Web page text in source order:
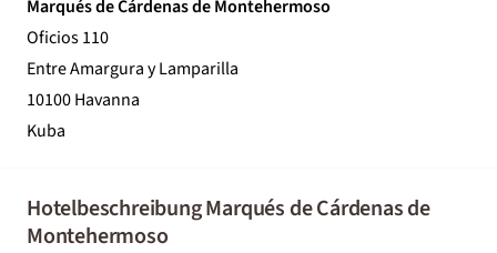
Marqués de Cárdenas de Montehermoso
Oficios 110
Entre Amargura y Lamparilla
10100 Havanna
Kuba
Hotelbeschreibung Marqués de Cárdenas de
Montehermoso